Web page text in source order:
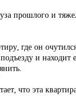
прошлого и
где он
и находит
что эта